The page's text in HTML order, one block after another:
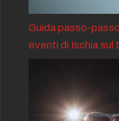
Guida passo-
eventi di Ischia sul